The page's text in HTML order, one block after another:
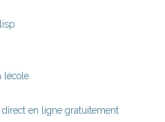
lécole
en ligne gratuitement